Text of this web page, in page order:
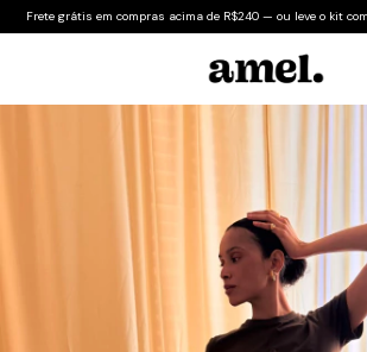
Frete grátis em compras acima de R$240 — ou leve o kit